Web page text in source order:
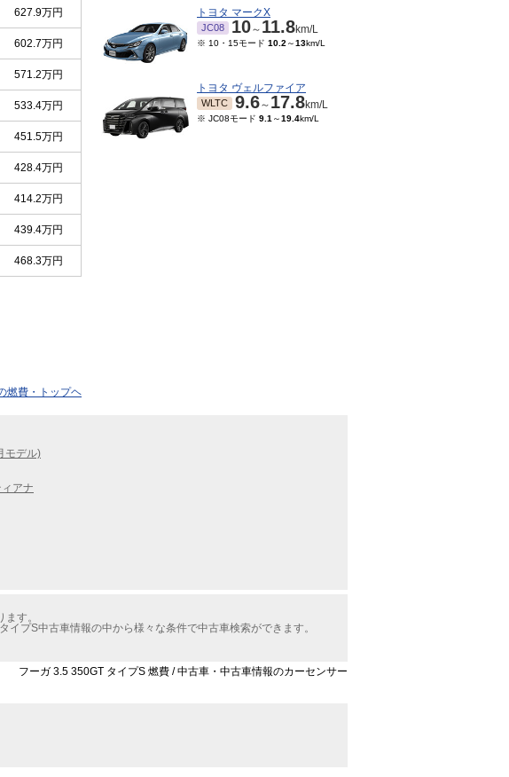
627.9万円
602.7万円
571.2万円
533.4万円
451.5万円
428.4万円
414.2万円
439.4万円
468.3万円
燃費・トップヘ
トヨタ マークX
JC08 10～ 11.8km/L
※ 10・15モード 10.2 ～13km/L
トヨタ ヴェルファイア
WLTC 9.6～ 17.8km/L
※ JC08モード 9.1 ～19.4km/L
モデル)
ィアナ
す。
プS中古車情報の中から様々な条件で中古車検索ができます。
フーガ 3.5 350GT タイプS 燃費 / 中古車・中古車情報のカーセンサー